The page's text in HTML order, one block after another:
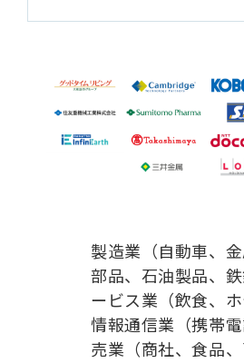
製造業（自動車、
部品、石油製品、
ービス業（飲食、ホ
情報通信業（携帯
売業（商社、食品、